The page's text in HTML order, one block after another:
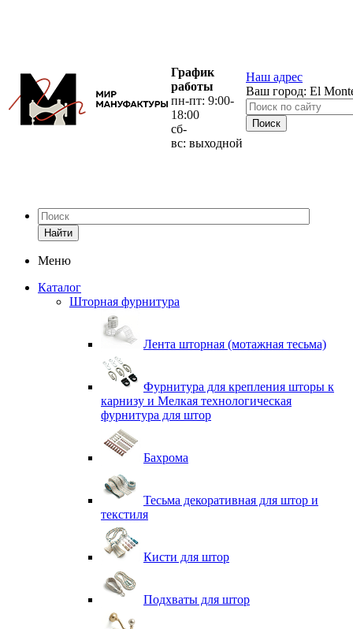
График
работы
пн-пт: 9:00-
18:00
сб-
вс: выходной
Наш адрес
Ваш город: El
Найти
Меню
Каталог
Шторная фурнитура
Лента шторная (мотажная тесьма)
Фурнитура для крепления шторы к
карнизу и Мелкая технологическая
фурнитура для штор
Бахрома
Тесьма декоративная для штор и
текстиля
Кисти для штор
Подхваты для штор